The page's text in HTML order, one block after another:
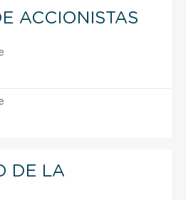
ACCIONISTAS
DE LA